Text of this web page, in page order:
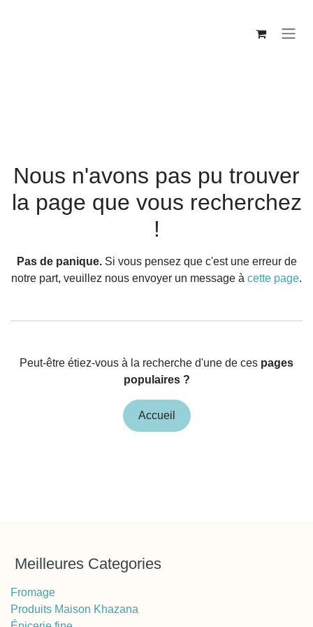
Erreur 404
Nous n'avons pas pu trouver
la page que vous recherchez
!
Pas de panique.Si vous pensez que c'est une erreur de
notre part, veuillez nous envoyer un message à cette page.
Peut-être étiez-vous à la recherche d'une de ces pages
populaires ?
Accueil
Meilleures Categories
Fromage
Produits Maison Khazana